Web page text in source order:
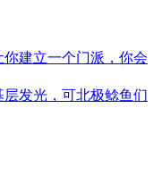
建立一个门派，你会
发光，可北极鲶鱼们